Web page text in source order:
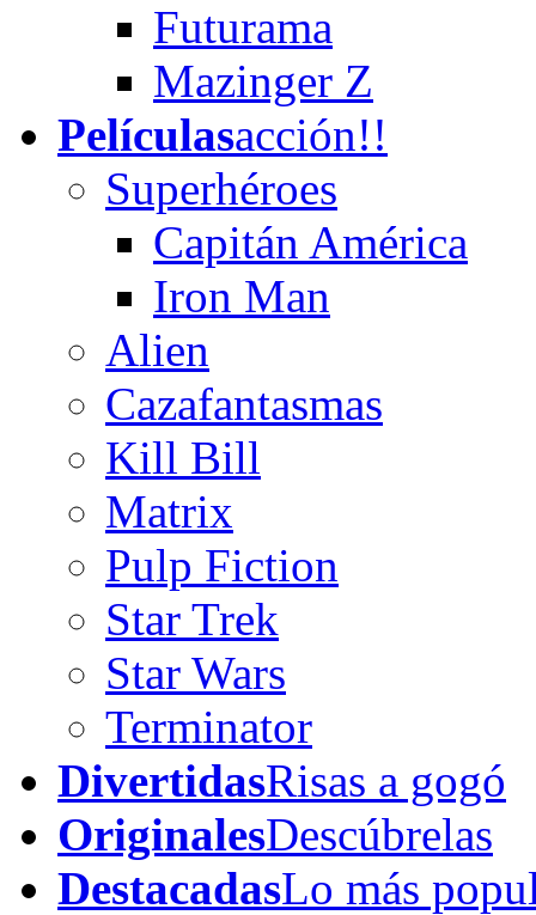
Futurama
Mazinger Z
Películasacción!!
Superhéroes
Capitán América
Iron Man
Alien
Cazafantasmas
Kill Bill
Matrix
Pulp Fiction
Star Trek
Star Wars
Terminator
DivertidasRisas a gogó
OriginalesDescúbrelas
DestacadasLo más